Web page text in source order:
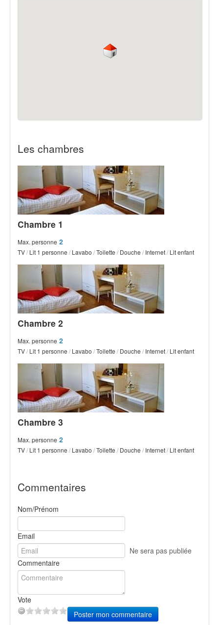
Les chambres
Chambre 1
Max. personne 2
TV/ Lit 1 personne / Lavabo /Toilette / Douche / Internet/ Lit enfant
Chambre 2
Max. personne 2
TV/ Lit 1 personne / Lavabo /Toilette / Douche / Internet/ Lit enfant
Chambre 3
Max. personne 2
TV/ Lit 1 personne / Lavabo /Toilette / Douche / Internet/ Lit enfant
Commentaires
Nom/Prénom
Email
Ne sera pas publiée
Commentaire
Vote
Poster mon commentaire